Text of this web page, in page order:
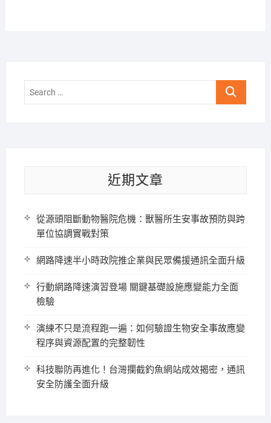
Search
近期文章
從源頭阻斷動物醫院危機：獸醫所生安事故預防與跨
單位協調實戰對策
網路降速半小時政院推企業與民眾備援通訊全面升級
行動網路降速演習登場 關鍵基礎設施應變能力全面
檢驗
演練不只是流程跑一遍：如何驗證生物安全事故應變
程序與資源配置的完整韌性
科技聯防再進化！台灣攔截釣魚網站成效揭密，通訊
安全防護全面升級